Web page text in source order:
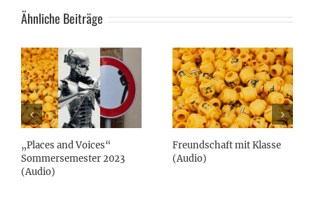
Ähnliche Beiträge
„Places and Voices“
Sommersemester 2023
(Audio)
Freundschaft mit Klasse
(Audio)